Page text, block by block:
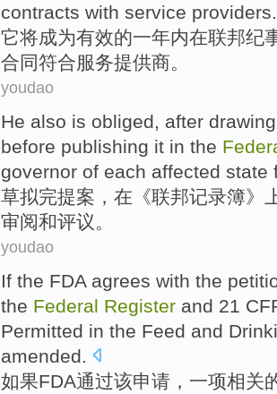
contracts with service providers.
它将成为有效的一年内在联邦纪
合同符合服务提供商。
youdao
He also is obliged, after
before publishing it in the
governor of each affected state
草拟完提案 ， 在 《联邦记录簿》
审阅和评议。
youdao
If the FDA agrees with the
the Federal Register and 21
Permitted in the Feed and
amended
如果FDA通过该申请 ， 一项相关